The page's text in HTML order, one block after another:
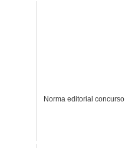
Norma editorial concurso